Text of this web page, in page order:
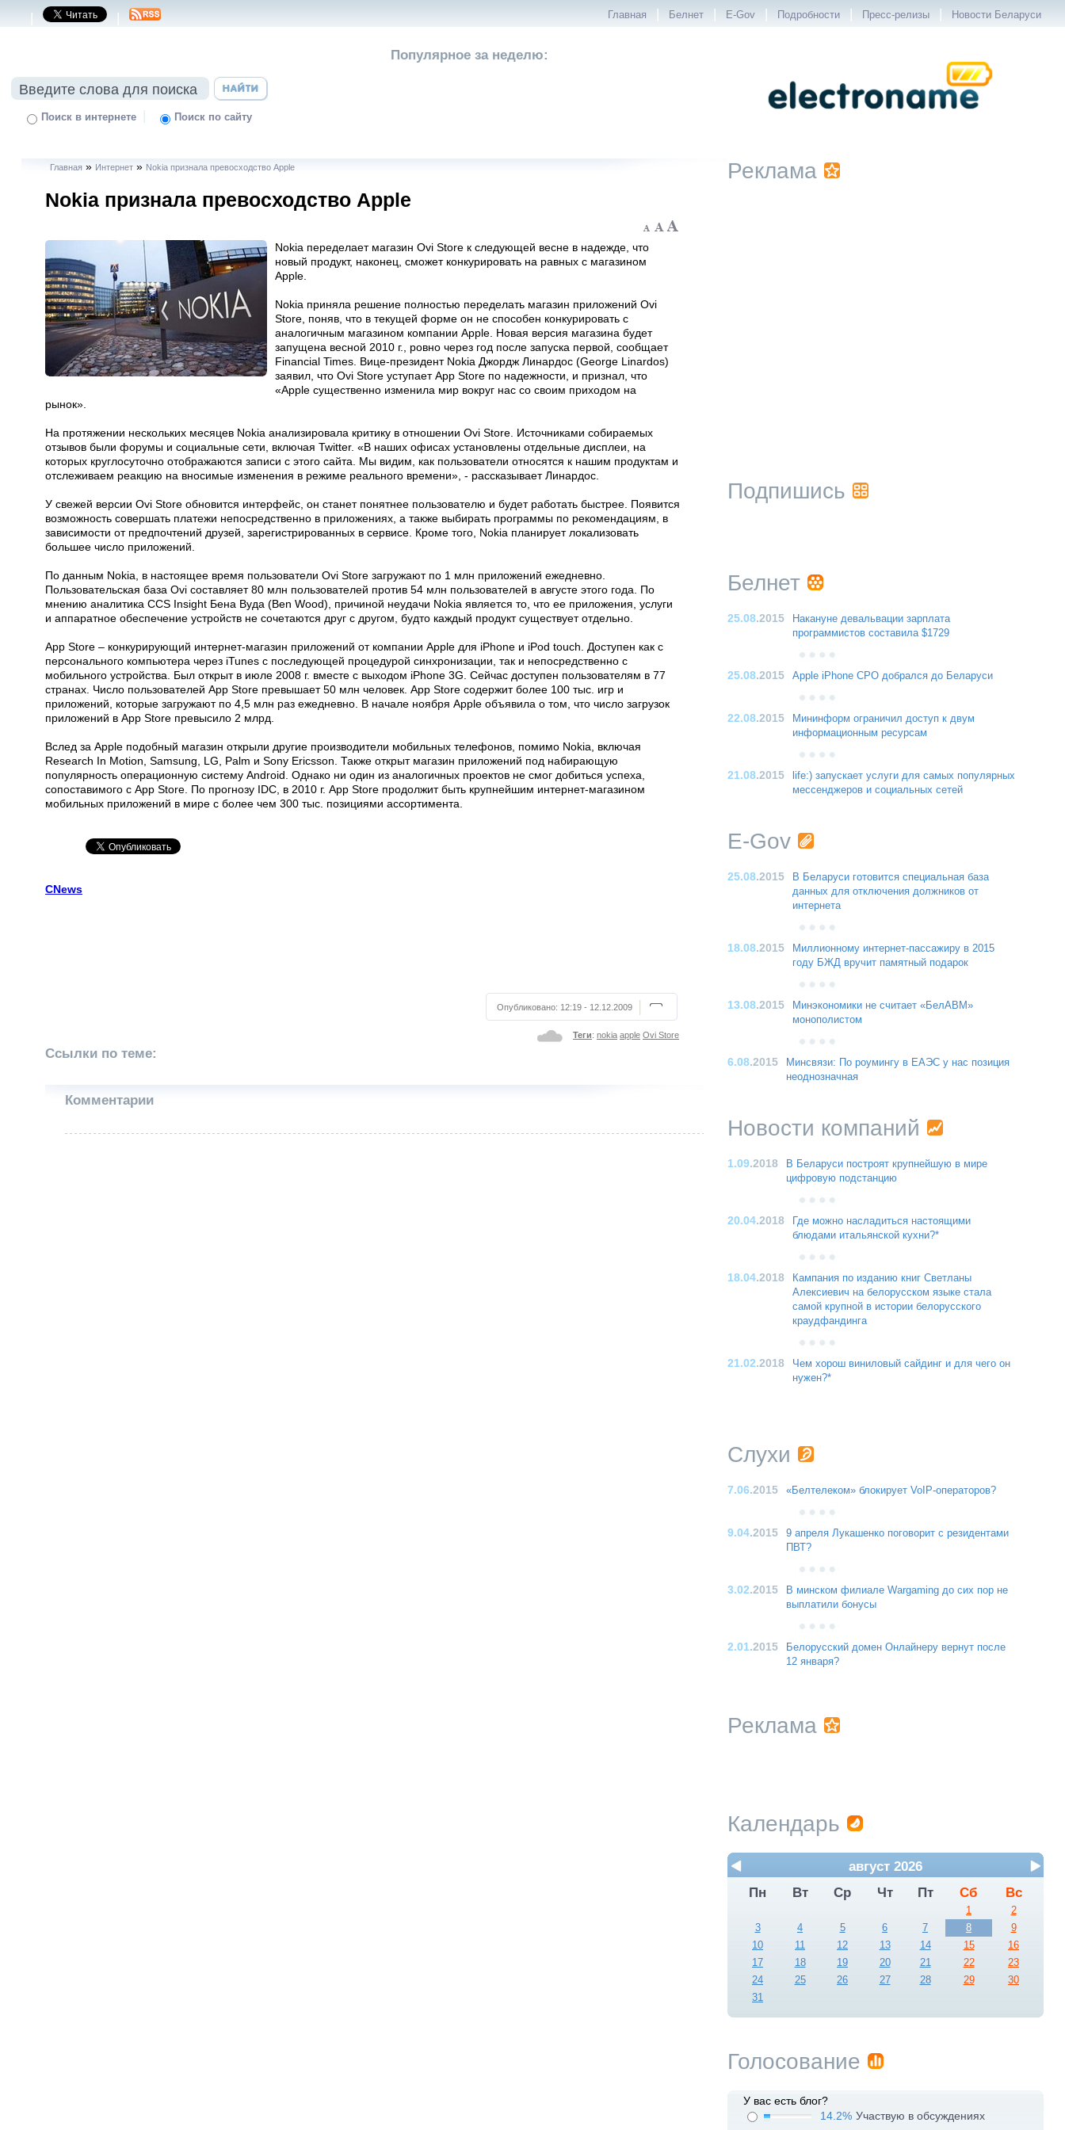
| | Главная | Белнет | E-Gov | Подробности | Пресс-релизы | Новости Беларуси
Поиск в интернете | Поиск по сайту
Популярное за неделю:
Главная » Интернет» Nokia признала превосходство Apple
Nokia признала превосходство Apple
Nokia переделает магазин Ovi Store к следующей весне в надежде, что
новый продукт, наконец, сможет конкурировать на равных с магазином
Apple.
Nokia приняла решение полностью переделать магазин приложений Ovi
Store, поняв, что в текущей форме он не способен конкурировать с
аналогичным магазином компании Apple. Новая версия магазина будет
запущена весной 2010 г., ровно через год после запуска первой, сообщает
Financial Times. Вице-президент Nokia Джордж Линардос (George Linardos)
заявил, что Ovi Store уступает App Store по надежности, и признал, что
«Apple существенно изменила мир вокруг нас со своим приходом на
рынок».
На протяжении нескольких месяцев Nokia анализировала критику в отношении Ovi Store. Источниками собираемых
отзывов были форумы и социальные сети, включая Twitter. «В наших офисах установлены отдельные дисплеи, на
которых круглосуточно отображаются записи с этого сайта. Мы видим, как пользователи относятся к нашим продуктам и
отслеживаем реакцию на вносимые изменения в режиме реального времени», - рассказывает Линардос.
У свежей версии Ovi Store обновится интерфейс, он станет понятнее пользователю и будет работать быстрее. Появится
возможность совершать платежи непосредственно в приложениях, а также выбирать программы по рекомендациям, в
зависимости от предпочтений друзей, зарегистрированных в сервисе. Кроме того, Nokia планирует локализовать
большее число приложений.
По данным Nokia, в настоящее время пользователи Ovi Store загружают по 1 млн приложений ежедневно.
Пользовательская база Ovi составляет 80 млн пользователей против 54 млн пользователей в августе этого года. По
мнению аналитика CCS Insight Бена Вуда (Ben Wood), причиной неудачи Nokia является то, что ее приложения, услуги
и аппаратное обеспечение устройств не сочетаются друг с другом, будто каждый продукт существует отдельно.
App Store – конкурирующий интернет-магазин приложений от компании Apple для iPhone и iPod touch. Доступен как с
персонального компьютера через iTunes с последующей процедурой синхронизации, так и непосредственно с
мобильного устройства. Был открыт в июле 2008 г. вместе с выходом iPhone 3G. Сейчас доступен пользователям в 77
странах. Число пользователей App Store превышает 50 млн человек. App Store содержит более 100 тыс. игр и
приложений, которые загружают по 4,5 млн раз ежедневно. В начале ноября Apple объявила о том, что число загрузок
приложений в App Store превысило 2 млрд.
Вслед за Apple подобный магазин открыли другие производители мобильных телефонов, помимо Nokia, включая
Research In Motion, Samsung, LG, Palm и Sony Ericsson. Также открыт магазин приложений под набирающую
популярность операционную систему Android. Однако ни один из аналогичных проектов не смог добиться успеха,
сопоставимого с App Store. По прогнозу IDC, в 2010 г. App Store продолжит быть крупнейшим интернет-магазином
мобильных приложений в мире с более чем 300 тыс. позициями ассортимента.
CNews
Опубликовано: 12:19 - 12.12.2009
Теги: nokia apple Ovi Store
Ссылки по теме:
Комментарии
Реклама
Подпишись
Белнет
25.08.2015
Накануне девальвации зарплата
программистов составила $1729
25.08.2015 Apple iPhone CPO добрался до Беларуси
22.08.2015
Мининформ ограничил доступ к двум
информационным ресурсам
21.08.2015
life:) запускает услуги для самых популярных
мессенджеров и социальных сетей
E-Gov
25.08.2015
В Беларуси готовится специальная база
данных для отключения должников от
интернета
18.08.2015
Миллионному интернет-пассажиру в 2015
году БЖД вручит памятный подарок
13.08.2015
Минэкономики не считает «БелАВМ»
монополистом
6.08.2015
Минсвязи: По роумингу в ЕАЭС у нас позиция
неоднозначная
Новости компаний
1.09.2018
В Беларуси построят крупнейшую в мире
цифровую подстанцию
20.04.2018
Где можно насладиться настоящими
блюдами итальянской кухни?*
18.04.2018
Кампания по изданию книг Светланы
Алексиевич на белорусском языке стала
самой крупной в истории белорусского
краудфандинга
21.02.2018
Чем хорош виниловый сайдинг и для чего он
нужен?*
Слухи
7.06.2015 «Белтелеком» блокирует VoIP-операторов?
9.04.2015
9 апреля Лукашенко поговорит с резидентами
ПВТ?
3.02.2015
В минском филиале Wargaming до сих пор не
выплатили бонусы
2.01.2015
Белорусский домен Онлайнеру вернут после
12 января?
Реклама
Календарь
август 2026
Пн
Вт Ср Чт Пт Сб Вс
1
2
3
4 5 6 7 8
9
10
11 12 13 14 15
16
17
18 19 20 21 22
23
24
25 26 27 28 29
30
31
Голосование
У вас есть блог?
14.2% Участвую в обсуждениях